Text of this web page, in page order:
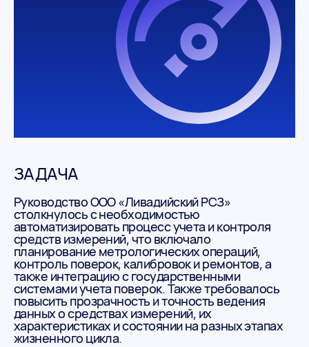
ЗАДАЧА
Руководство ООО «Ливадийский РСЗ»
столкнулось с необходимостью
автоматизировать процесс учета и контроля
средств измерений, что включало
планирование метрологических операций,
контроль поверок, калибровок и ремонтов, а
также интеграцию с государственными
системами учета поверок. Также требовалось
повысить прозрачность и точность ведения
данных о средствах измерений, их
характеристиках и состоянии на разных этапах
жизненного цикла.